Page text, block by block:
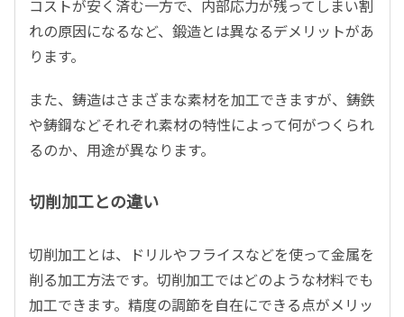
コストが安く済む一方で、内部応力が残ってしまい割
れの原因になるなど、鍛造とは異なるデメリットがあ
ります。
また、鋳造はさまざまな素材を加工できますが、鋳鉄
や鋳鋼などそれぞれ素材の特性によって何がつくられ
るのか、用途が異なります。
切削加工との違い
切削加工とは、ドリルやフライスなどを使って金属を
削る加工方法です。切削加工ではどのような材料でも
加工できます。精度の調節を自在にできる点がメリッ